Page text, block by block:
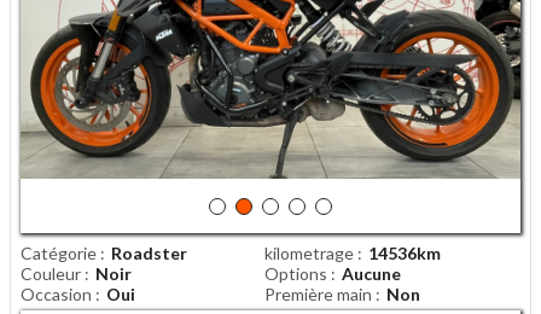
Catégorie Roadster kilometrage
14536km
Couleur
Noir Options
Aucune
Occasion
Oui Première main
Non